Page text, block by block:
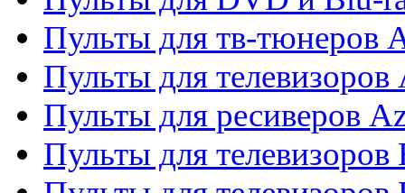
Пульты для тв-тюнеров
Пульты для телевизоров
Пульты для ресиверов
Пульты для